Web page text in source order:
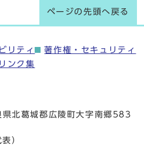
ページの先頭へ戻る
リティ
著作権・セキュリティ
ンク集
北葛城郡広陵町大字南郷583
表）